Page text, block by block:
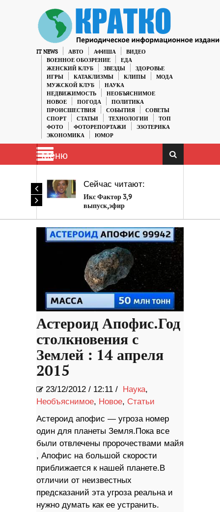
IT NEWS АВТО АФИША
ВИДЕО
ВОЕННОЕ ОБОЗРЕНИЕ
ЕДА
ЖЕНСКИЙ КЛУБ
ЗВЕЗДЫ
ЗДОРОВЬЕ
ИГРЫ
КАТАКЛИЗМЫ КЛИПЫ
МОДА
МУЖСКОЙ КЛУБ
НАУКА
НЕДВИЖИМОСТЬ
НЕОБЪЯСНИМОЕ
НОВОЕ
ПОГОДА
ПОЛИТИКА
ПРОИСШЕСТВИЯ
СОБЫТИЯ
СОВЕТЫ
СПОРТ
СТАТЬИ ТЕХНОЛОГИИ
ТОП
ФОТО
ФОТОРЕПОРТАЖИ
ЭЗОТЕРИКА
ЭКОНОМИКА
ЮМОР
Меню
Сейчас читают:
Икс Фактор 3,9
выпуск,эфир
Астероид Апофис.Год
столкновения с
Землей : 14 апреля
2015
23/12/2012 / 12:11 / Наука,
Необъяснимое, Новое, Статьи
Астероид апофис — угроза номер
один для планеты Земля.Пока все
были отвлечены пророчествами майя
, Апофис на большой скорости
приближается к нашей планете.В
отличии от неизвестных
предсказаний эта угроза реальна и
нужно думать как ее устранить.